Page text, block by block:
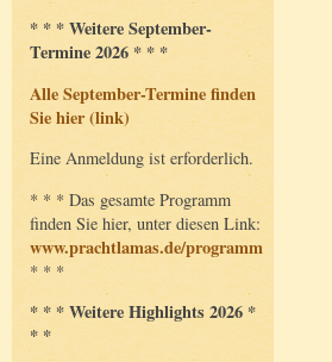
* * * Weitere September-
Termine 2026 * * *
Alle September-Termine finden
Sie hier (link)
Eine Anmeldung ist erforderlich.
* * * Das gesamte Programm
finden Sie hier, unter diesen Link:
www.prachtlamas.de/programm
* * *
* * * Weitere Highlights 2026 *
* *